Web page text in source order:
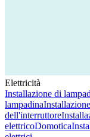
Elettricità
Installazione di
lampadina
dell'interruttore
elettricoDomotica